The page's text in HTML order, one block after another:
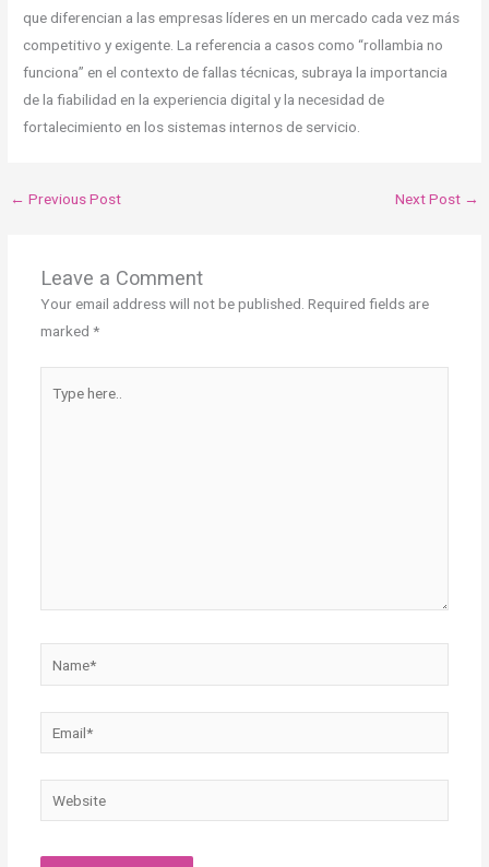
que diferencian a las empresas líderes en un mercado cada vez más
competitivo y exigente. La referencia a casos como “rollambia no
funciona” en el contexto de fallas técnicas, subraya la importancia
de la fiabilidad en la experiencia digital y la necesidad de
fortalecimiento en los sistemas internos de servicio.
← Previous Post Next Post →
Leave a Comment
Your email address will not be published. Required fields are
marked *
here..
Website